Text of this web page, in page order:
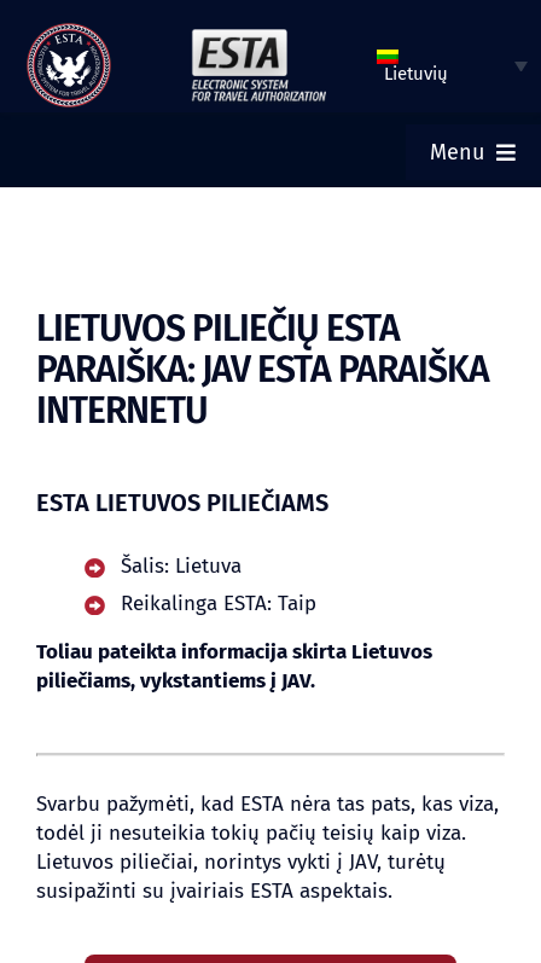
prie
turinio
Lietuvių
Menu
PATIKRINTI ESTA BŪKLĘ
TINKLARAŠTIS
LIETUVOS PILIEČIŲ ESTA
PARAIŠKA: JAV ESTA PARAIŠKA
INTERNETU
ESTA LIETUVOS PILIEČIAMS
Šalis: Lietuva
Reikalinga ESTA: Taip
Toliau pateikta informacija skirta Lietuvos
piliečiams, vykstantiems į JAV.
Svarbu pažymėti, kad ESTA nėra tas pats, kas viza,
todėl ji nesuteikia tokių pačių teisių kaip viza.
Lietuvos piliečiai, norintys vykti į JAV, turėtų
susipažinti su įvairiais ESTA aspektais.